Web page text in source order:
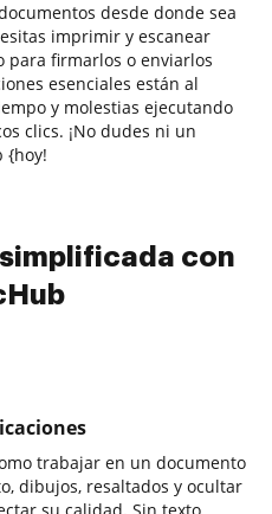
desde donde sea
imprimir y escanear
para firmarlos o enviarlos
esenciales están al
y molestias ejecutando
clics. ¡No dudes ni un
{hoy!
simplificada con
trabajar en un documento
dibujos, resaltados y ocultar